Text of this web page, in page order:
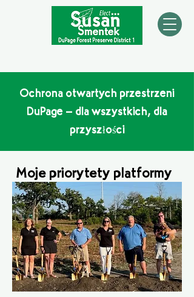
Ochrona otwartych przestrzeni
DuPage – dla wszystkich, dla
przyszłości
Moje priorytety platformy